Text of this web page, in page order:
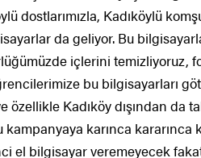
dostlarımızla, Kadıköylü
da geliyor. Bu
içlerini temizliyoruz,
bu bilgisayarları
özellikle Kadıköy dışından da
kampanyaya karınca kararınca
el bilgisayar veremeyecek